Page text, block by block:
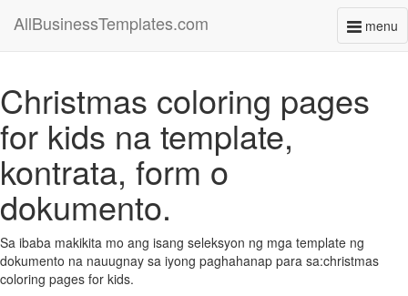
menu
AllBusinessTemplates.com
Christmas coloring pages
for kids na template,
kontrata, form o
dokumento.
Sa ibaba makikita mo ang isang seleksyon ng mga template ng
dokumento na nauugnay sa iyong paghahanap para sa:christmas
coloring pages for kids.